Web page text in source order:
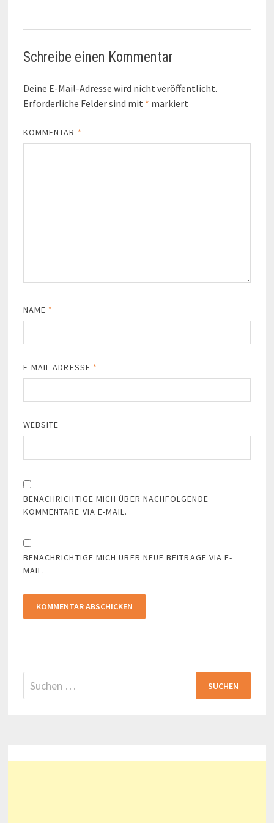
Schreibe einen Kommentar
Deine E-Mail-Adresse wird nicht veröffentlicht.
Erforderliche Felder sind mit * markiert
KOMMENTAR *
NAME *
E-MAIL-ADRESSE *
WEBSITE
BENACHRICHTIGE MICH ÜBER NACHFOLGENDE
KOMMENTARE VIA E-MAIL.
BENACHRICHTIGE MICH ÜBER NEUE BEITRÄGE VIA E-
MAIL.
Suchen
nach: